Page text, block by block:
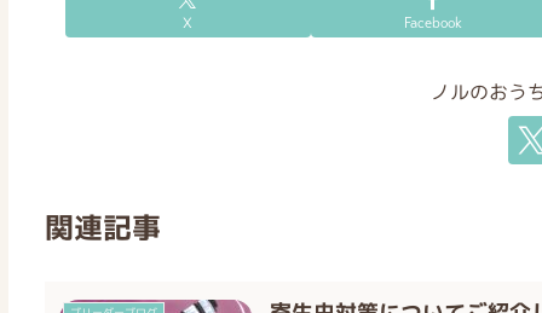
X Facebook
ノルのおう
関連記事